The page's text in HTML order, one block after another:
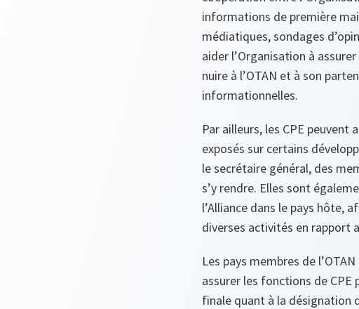
informations de première
médiatiques, sondages
aider l’Organisation à
nuire à l’OTAN et à son
informationnelles.
Par ailleurs, les CPE
exposés sur certains
le secrétaire général, des
s’y rendre. Elles sont
l’Alliance dans le pays hôte,
diverses activités en rapport
Les pays membres de
assurer les fonctions de CPE
finale quant à la désignation